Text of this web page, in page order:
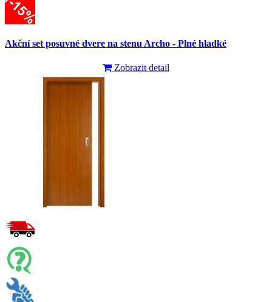
Akční set posuvné dvere na stenu Archo - Plné hladké
Zobrazit detail